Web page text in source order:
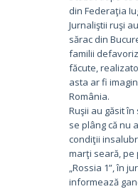
din Federaţia
Jurnaliştii ruşi
sărac din
familii
făcute,
asta ar fi
România.
Ruşii au găsit
se plâng că nu
condiţii
marţi seară, pe
„Rossia 1”, în
informează